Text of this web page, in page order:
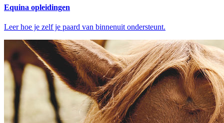
Equina opleidingen
Leer hoe je zelf je paard van binnenuit ondersteunt.